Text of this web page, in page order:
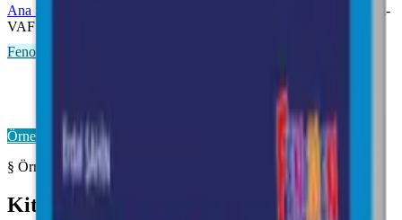
Ana Sayfa
Fenomen-
VAF AYT Biyoloji Fasikülleri
Fenomen VAF
Örnek Sayfaları Aç
§ Örnek Sayfalar
Kitabı yakından inceleyin